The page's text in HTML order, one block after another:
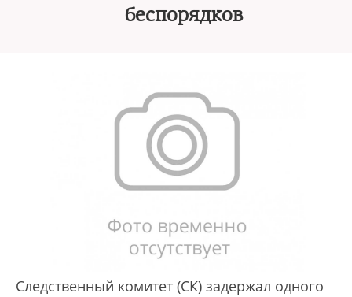
беспорядков
Следственный комитет (СК) задержал одного